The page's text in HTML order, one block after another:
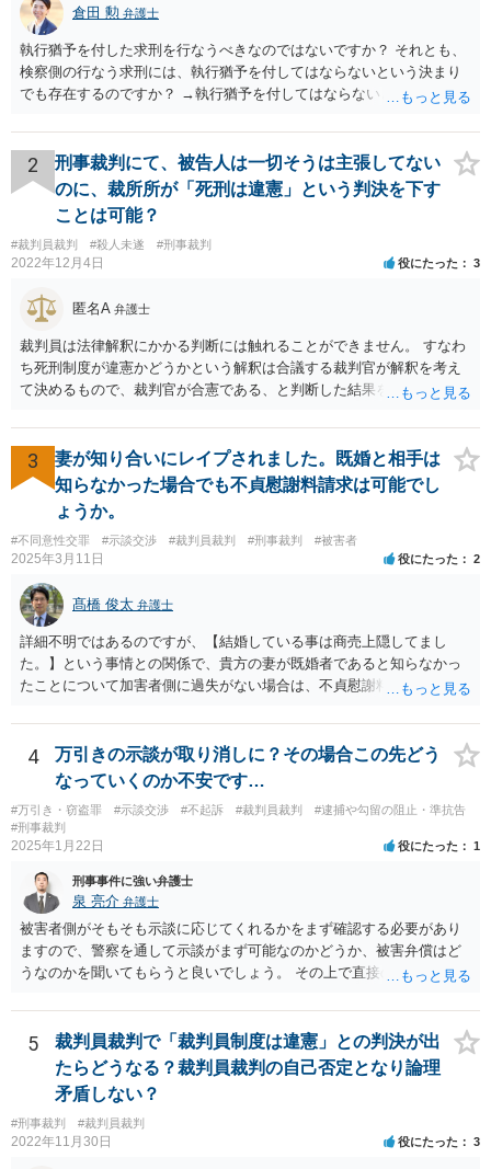
倉田 勲 弁護士
執行猶予を付した求刑を行なうべきなのではないですか？ それとも、
検察側の行なう求刑には、執行猶予を付してはならないという決まり
でも存在するのですか？ →執行猶予を付してはならないという決まり
検察サイドに裁量があります。検察側に裁量がある求刑内容について
どうすべきかをこの場で尋ねられても、弁護人サイドとしてはお答え
しようがありません。
2
刑事裁判にて、被告人は一切そうは主張してない
のに、裁所所が「死刑は違憲」という判決を下す
ことは可能？
#裁判員裁判 #殺人未遂 #刑事裁判
2022年12月4日 役にたった 3
匿名A 弁護士
裁判員は法律解釈にかかる判断には触れることができません。 すなわ
ち死刑制度が違憲かどうかという解釈は合議する裁判官が解釈を考え
て決めるもので、裁判官が合憲である、と判断した結果を前提として
とはできないものと考えられます。 裁判員の参加する刑事裁判に関す
る法律6条2項 前項に規定する場合において、次に掲げる裁判所の判断
は、構成裁判官の合議による。 一 法令の解釈に係る判断
3
妻が知り合いにレイプされました。既婚と相手は
知らなかった場合でも不貞慰謝料請求は可能でし
ょうか。
#不同意性交罪 #示談交渉 #裁判員裁判 #刑事裁判 #被害者
2025年3月11日 役にたった 2
髙橋 俊太 弁護士
詳細不明ではあるのですが、【結婚している事は商売上隠してまし
た。】という事情との関係で、貴方の妻が既婚者であると知らなかっ
たことについて加害者側に過失がない場合は、不貞慰謝料の請求は難
あれば、貴方の妻が加害者に慰謝料請求することは可能でしょう。 弁
護士に個別に相談した方がよいケースであるように思われます。
4
万引きの示談が取り消しに？その場合この先どう
なっていくのか不安です…
#万引き・窃盗罪 #示談交渉 #不起訴 #裁判員裁判
#逮捕や勾留の阻止・準抗告
#刑事裁判
2025年1月22日 役にたった 1
刑事事件に強い弁護士
泉 亮介 弁護士
被害者側がそもそも示談に応じてくれるかをまず確認する必要があり
ますので、警察を通して示談がまず可能なのかどうか、被害弁償はど
うなのかを聞いてもらうと良いでしょう。 その上で直接のやり取りは
かと思われます。
5
裁判員裁判で「裁判員制度は違憲」との判決が出
たらどうなる？裁判員裁判の自己否定となり論理
矛盾しない？
#刑事裁判 #裁判員裁判
2022年11月30日 役にたった 3